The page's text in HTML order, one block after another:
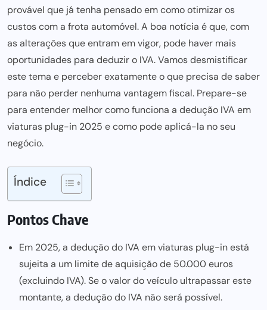
provável que já tenha pensado em como otimizar os
custos com a frota automóvel. A boa notícia é que, com
as alterações que entram em vigor, pode haver mais
oportunidades para deduzir o IVA. Vamos desmistificar
este tema e perceber exatamente o que precisa de saber
para não perder nenhuma vantagem fiscal. Prepare-se
para entender melhor como funciona a dedução IVA em
viaturas plug-in 2025 e como pode aplicá-la no seu
negócio.
Índice
Pontos Chave
Em 2025, a dedução do IVA em viaturas plug-in está
sujeita a um limite de aquisição de 50.000 euros
(excluindo IVA). Se o valor do veículo ultrapassar este
montante, a dedução do IVA não será possível.